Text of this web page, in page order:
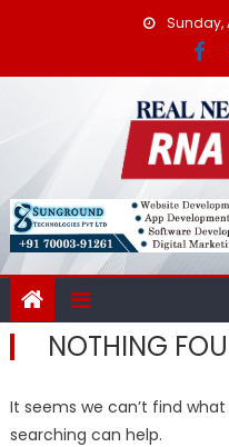
Sunday,
NOTHING
It seems we can’t find what
searching can help.